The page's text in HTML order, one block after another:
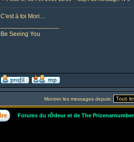
C'est à toi Mori....
Be Seeing You
Montrer les messages depuis:
Forums du rÔdeur et de The